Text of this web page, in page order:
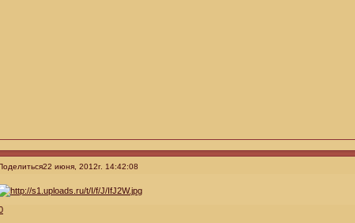
22 июня, 2012г. 14:42:08